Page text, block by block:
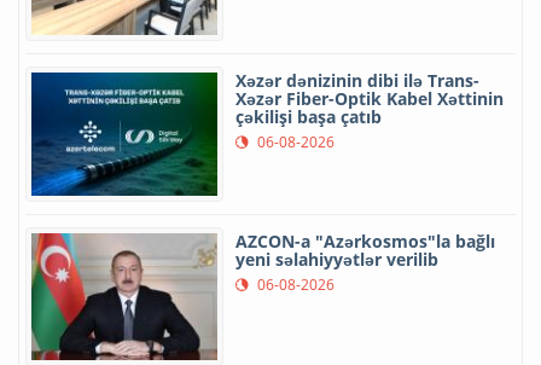
Xəzər dənizinin dibi ilə Trans-
Xəzər Fiber-Optik Kabel Xəttinin
çəkilişi başa çatıb
06-08-2026
AZCON-a "Azərkosmos"la bağlı
yeni səlahiyyətlər verilib
06-08-2026